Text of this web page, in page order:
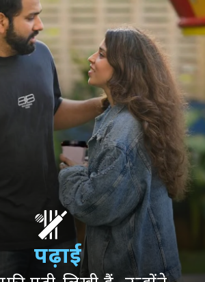
पढ़ाई